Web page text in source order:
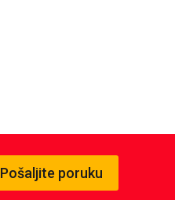
Pošaljite poruku